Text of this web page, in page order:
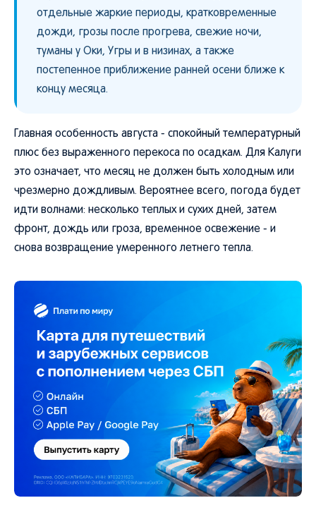
отдельные жаркие периоды, кратковременные
дожди, грозы после прогрева, свежие ночи,
туманы у Оки, Угры и в низинах, а также
постепенное приближение ранней осени ближе к
концу месяца.
Главная особенность августа - спокойный температурный
плюс без выраженного перекоса по осадкам. Для Калуги
это означает, что месяц не должен быть холодным или
чрезмерно дождливым. Вероятнее всего, погода будет
идти волнами: несколько теплых и сухих дней, затем
фронт, дождь или гроза, временное освежение - и
снова возвращение умеренного летнего тепла.